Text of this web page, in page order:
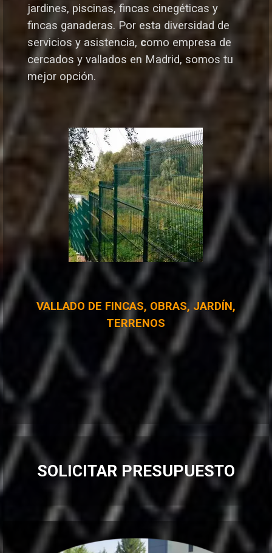
jardines, piscinas, fincas cinegéticas y
fincas ganaderas. Por esta diversidad de
servicios y asistencia, como empresa de
cercados y vallados en Madrid, somos tu
mejor opción.
VALLADO DE FINCAS, OBRAS, JARDÍN,
TERRENOS
SOLICITAR PRESUPUESTO